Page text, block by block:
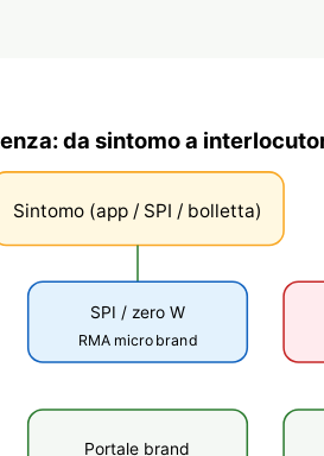
da sintomo a
Sintomo (app / SPI / bolletta)
SPI / zero W
RMA micro brand
Portale brand